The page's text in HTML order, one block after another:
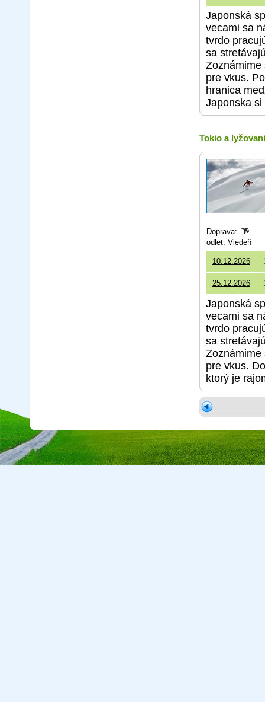
Japonská
vecami sa
tvrdo
sa
Zoznámime
pre vkus.
hranica
Japonska
Tokio a
Doprava:
odlet: Viedeň
10.12.2026
25.12.2026
Japonská
vecami sa
tvrdo
sa
Zoznámime
pre vkus.
ktorý je
Copyright © 2026 CA Cepreka s.r.o., tel: 032-7710416, e-mail: